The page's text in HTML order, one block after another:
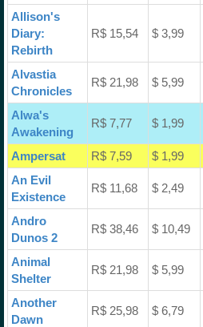
Allison's
Diary:
Rebirth
R$ 15,54 $ 3,99
Alvastia
Chronicles
R$ 21,98 $ 5,99
Alwa's
Awakening
R$ 7,77 $ 1,99
Ampersat R$ 7,59 $ 1,99
An Evil
Existence
R$ 11,68 $ 2,49
Andro
Dunos 2
R$ 38,46 $ 10,49
Animal
Shelter
R$ 21,98 $ 5,99
Another
Dawn
R$ 25,98 $ 6,79